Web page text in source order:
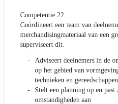
Competentie 22:
Coördineert een team van
merchandisingmateriaal van een
superviseert dit.
Adviseert deelnemers in de
op het gebied van
technieken en gereedschappen
Stelt een planning op en past
omstandigheden aan